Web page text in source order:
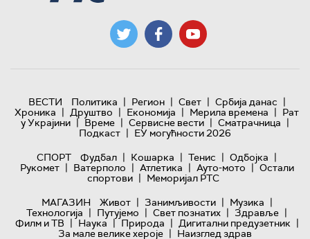
ВЕСТИ Политика | Регион | Свет | Србија данас |
Хроника | Друштво | Економија | Мерила времена | Рат
у Украјини | Време | Сервисне вести | Сматрачница |
Подкаст | ЕУ могућности 2026
СПОРТ
Фудбал | Кошарка | Тенис | Одбојка |
Рукомет | Ватерполо | Атлетика | Ауто-мото | Остали
спортови | Меморијал РТС
МАГАЗИН
Живот | Занимљивости | Музика |
Технологијa | Путујемо | Свет познатих | Здравље |
Филм и ТВ | Наука | Природа | Дигитални предузетник |
За мале велике хероје | Наизглед здрав